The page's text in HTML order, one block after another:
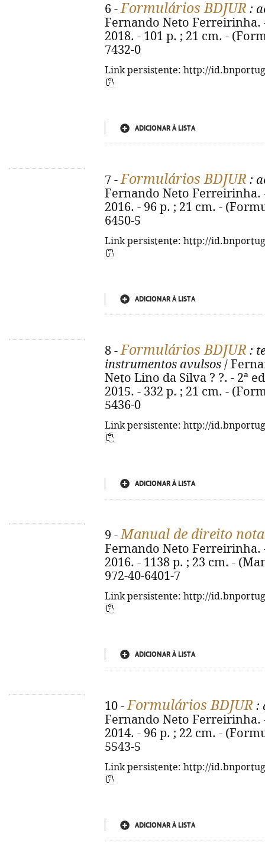
6 -Formulários BDJUR :
Fernando Neto Ferreirinha.
2018. - 101 p. ; 21 cm. -
7432-0
Link persistente: http://
ADICIONAR À LISTA
7 -Formulários BDJUR :
Fernando Neto Ferreirinha.
2016. - 96 p. ; 21 cm. -
6450-5
Link persistente: http://
ADICIONAR À LISTA
8 -Formulários BDJUR :
instrumentos avulsos /
Neto Lino da Silva ? ?. - 2ª
2015. - 332 p. ; 21 cm. -
5436-0
Link persistente: http://
ADICIONAR À LISTA
9 -Manual de direito
Fernando Neto Ferreirinha.
2016. - 1138 p. ; 23 cm. -
972-40-6401-7
Link persistente: http://
ADICIONAR À LISTA
10 -Formulários BDJUR :
Fernando Neto Ferreirinha.
2014. - 96 p. ; 22 cm. -
5543-5
Link persistente: http://
ADICIONAR À LISTA